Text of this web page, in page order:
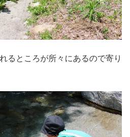
るところが所々にあるので寄り